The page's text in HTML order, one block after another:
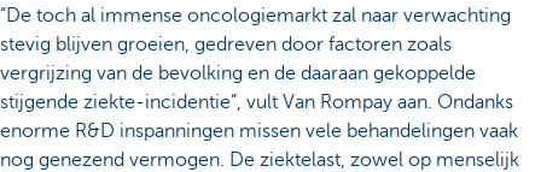
“De toch al immense oncologiemarkt zal naar verwachting
stevig blijven groeien, gedreven door factoren zoals
vergrijzing van de bevolking en de daaraan gekoppelde
stijgende ziekte-incidentie”, vult Van Rompay aan. Ondanks
enorme R&D inspanningen missen vele behandelingen vaak
nog genezend vermogen. De ziektelast, zowel op menselijk